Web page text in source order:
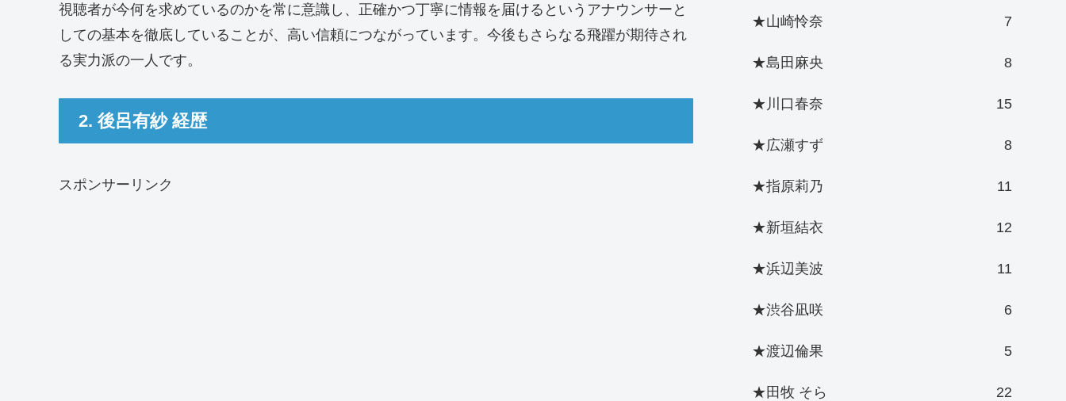
視聴者が今何を求めているのかを常に意識し、正確かつ丁寧に情報を届けるというアナウンサーと
しての基本を徹底していることが、高い信頼につながっています。今後もさらなる飛躍が期待され
る実力派の一人です。
2. 後呂有紗 経歴
スポンサーリンク
★山崎怜奈 7
★島田麻央 8
★川口春奈 15
★広瀬すず 8
★指原莉乃 11
★新垣結衣 12
★浜辺美波 11
★渋谷凪咲 6
★渡辺倫果 5
★田牧 そら 22